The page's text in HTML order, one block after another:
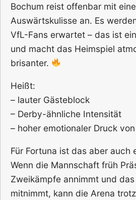
Bochum reist offenbar mit
Auswärtskulisse an. Es
VfL-Fans erwartet – das ist
und macht das Heimspiel
brisanter.
Heißt:
– lauter Gästeblock
– Derby-ähnliche Intensität
– hoher emotionaler Druck
Für Fortuna ist das aber auch
Wenn die Mannschaft früh
Zweikämpfe annimmt und
mitnimmt, kann die Arena